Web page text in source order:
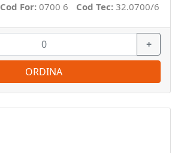
Cod For: 0700 6 Cod Tec: 32.0700/6
+
ORDINA